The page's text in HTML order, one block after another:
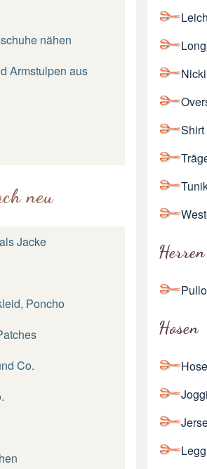
nähen
Armstulpen aus
neu
Jacke
Poncho
Co.
Shirt
Herren
Hosen